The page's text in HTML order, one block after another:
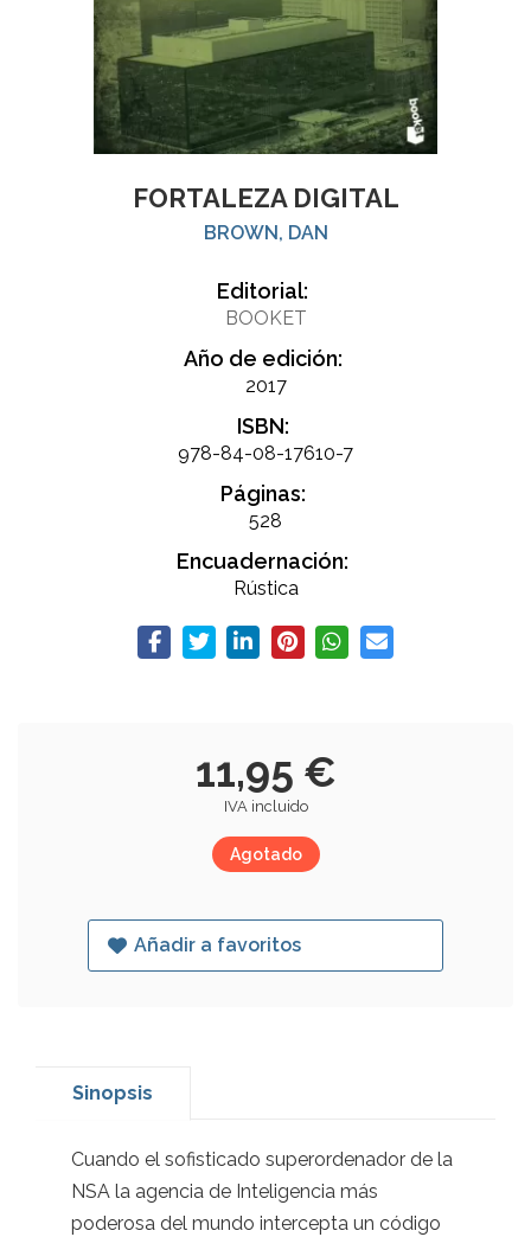
FORTALEZA DIGITAL
BROWN, DAN
Editorial:
BOOKET
Año de edición:
2017
ISBN:
978-84-08-17610-7
Páginas:
528
Encuadernación:
Rústica
11,95 €
IVA incluido
Agotado
Añadir a favoritos
Sinopsis
Cuando el sofisticado superordenador de la
NSA la agencia de Inteligencia más
poderosa del mundo intercepta un código